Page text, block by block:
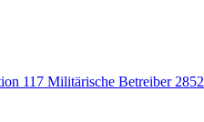
117 Militärische Betreiber 2852